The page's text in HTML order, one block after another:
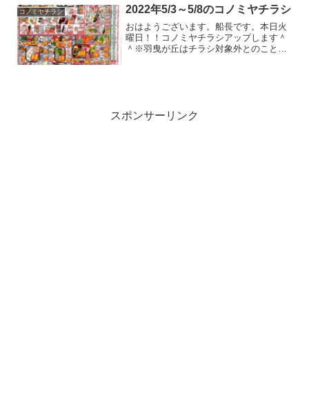
ないんで飲むヨーグルト状態なんです
が、そもそもヨーグルトにな...
コノミヤチラシ 2022年5/3～5/8のコノミヤチラシ
おはようございます。船長です。本日火
曜日！！コノミヤチラシアップします＾
＾※羽曳が丘はチラシ対象外とのこと。
スポンサーリンク